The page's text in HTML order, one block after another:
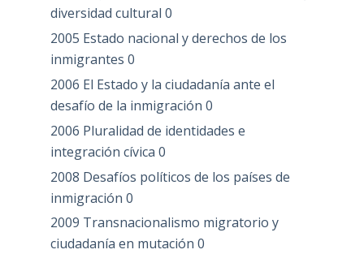
diversidad cultural 0
2005 Estado nacional y derechos de los
inmigrantes 0
2006 El Estado y la ciudadanía ante el
desafío de la inmigración 0
2006 Pluralidad de identidades e
integración cívica 0
2008 Desafíos políticos de los países de
inmigración 0
2009 Transnacionalismo migratorio y
ciudadanía en mutación 0